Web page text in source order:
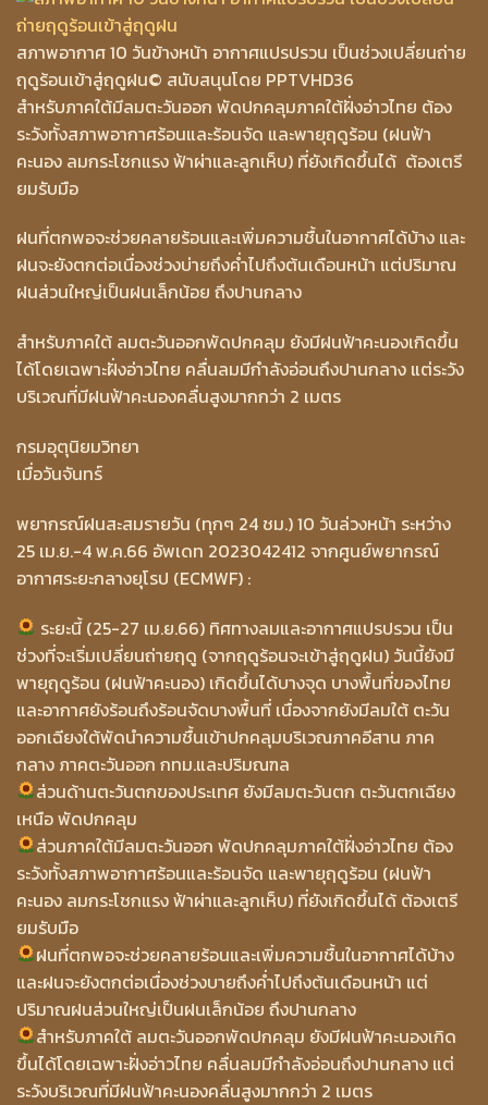
สภาพอากาศ 10 วันข้างหน้า อากาศแปรปรวน เป็นช่วงเปลี่ยนถ่าย
ฤดูร้อนเข้าสู่ฤดูฝน© สนับสนุนโดย PPTVHD36
สำหรับภาคใต้มีลมตะวันออก พัดปกคลุมภาคใต้ฝั่งอ่าวไทย ต้อง
ระวังทั้งสภาพอากาศร้อนและร้อนจัด และพายุฤดูร้อน (ฝนฟ้า
คะนอง ลมกระโชกแรง ฟ้าผ่าและลูกเห็บ) ที่ยังเกิดขึ้นได้ ต้องเตรี
ยมรับมือ
ฝนที่ตกพอจะช่วยคลายร้อนและเพิ่มความชื้นในอากาศได้บ้าง และ
ฝนจะยังตกต่อเนื่องช่วงบ่ายถึงค่ำไปถึงต้นเดือนหน้า แต่ปริมาณ
ฝนส่วนใหญ่เป็นฝนเล็กน้อย ถึงปานกลาง
สำหรับภาคใต้ ลมตะวันออกพัดปกคลุม ยังมีฝนฟ้าคะนองเกิดขึ้น
ได้โดยเฉพาะฝั่งอ่าวไทย คลื่นลมมีกำลังอ่อนถึงปานกลาง แต่ระวัง
บริเวณที่มีฝนฟ้าคะนองคลื่นสูงมากกว่า 2 เมตร
กรมอุตุนิยมวิทยา
เมื่อวันจันทร์
พยากรณ์ฝนสะสมรายวัน (ทุกๆ 24 ชม.) 10 วันล่วงหน้า ระหว่าง
25 เม.ย.-4 พ.ค.66 อัพเดท 2023042412 จากศูนย์พยากรณ์
อากาศระยะกลางยุโรป (ECMWF) :
ระยะนี้ (25-27 เม.ย.66) ทิศทางลมและอากาศแปรปรวน เป็น
ช่วงที่จะเริ่มเปลี่ยนถ่ายฤดู (จากฤดูร้อนจะเข้าสู่ฤดูฝน) วันนี้ยังมี
พายุฤดูร้อน (ฝนฟ้าคะนอง) เกิดขึ้นได้บางจุด บางพื้นที่ของไทย
และอากาศยังร้อนถึงร้อนจัดบางพื้นที่ เนื่องจากยังมีลมใต้ ตะวัน
ออกเฉียงใต้พัดนำความชื้นเข้าปกคลุมบริเวณภาคอีสาน ภาค
กลาง ภาคตะวันออก กทม.และปริมณฑล
ส่วนด้านตะวันตกของประเทศ ยังมีลมตะวันตก ตะวันตกเฉียง
เหนือ พัดปกคลุม
ส่วนภาคใต้มีลมตะวันออก พัดปกคลุมภาคใต้ฝั่งอ่าวไทย ต้อง
ระวังทั้งสภาพอากาศร้อนและร้อนจัด และพายุฤดูร้อน (ฝนฟ้า
คะนอง ลมกระโชกแรง ฟ้าผ่าและลูกเห็บ) ที่ยังเกิดขึ้นได้ ต้องเตรี
ยมรับมือ
ฝนที่ตกพอจะช่วยคลายร้อนและเพิ่มความชื้นในอากาศได้บ้าง
และฝนจะยังตกต่อเนื่องช่วงบายถึงค่ำไปถึงต้นเดือนหน้า แต่
ปริมาณฝนส่วนใหญ่เป็นฝนเล็กน้อย ถึงปานกลาง
สำหรับภาคใต้ ลมตะวันออกพัดปกคลุม ยังมีฝนฟ้าคะนองเกิด
ขึ้นได้โดยเฉพาะฝั่งอ่าวไทย คลื่นลมมีกำลังอ่อนถึงปานกลาง แต่
ระวังบริเวณที่มีฝนฟ้าคะนองคลื่นสูงมากกว่า 2 เมตร